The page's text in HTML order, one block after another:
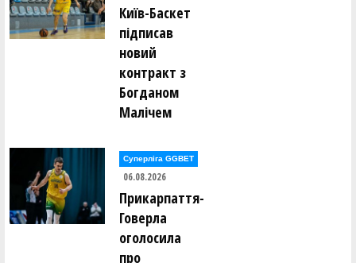
Київ-Баскет
підписав
новий
контракт з
Богданом
Малічем
Суперліга GGBET
06.08.2026
Прикарпаття-
Говерла
оголосила
про